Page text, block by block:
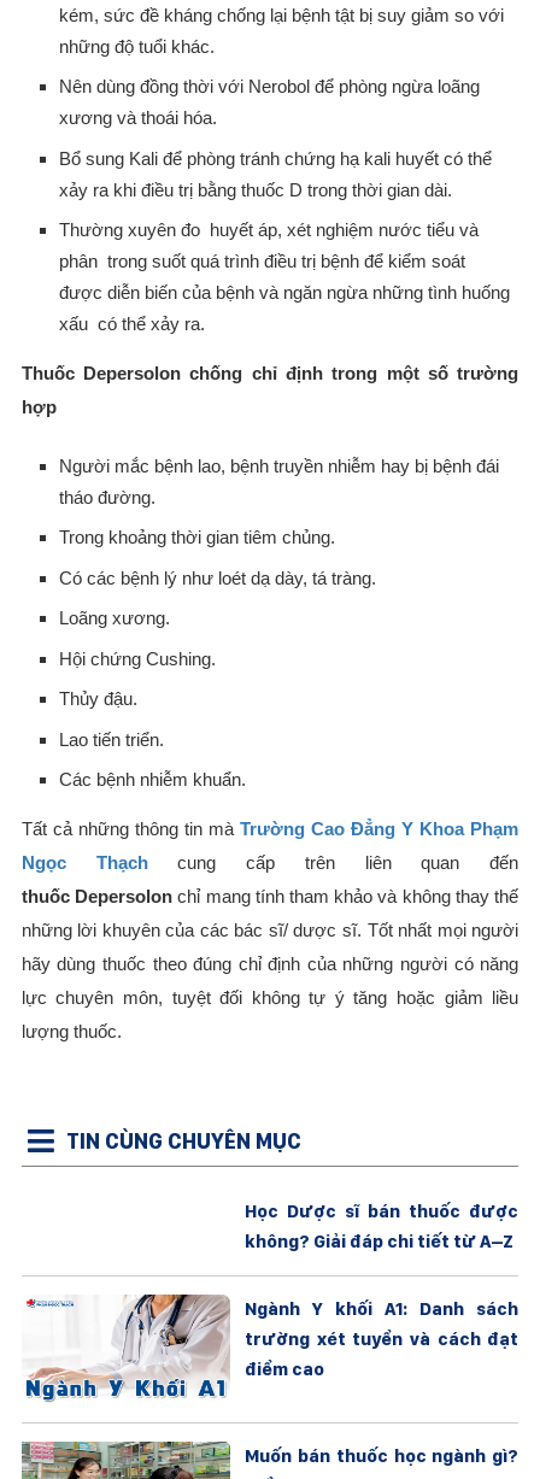
kém, sức đề kháng chống lại bệnh tật bị suy giảm so với
những độ tuổi khác.
Nên dùng đồng thời với Nerobol để phòng ngừa loãng
xương và thoái hóa.
Bổ sung Kali để phòng tránh chứng hạ kali huyết có thể
xảy ra khi điều trị bằng thuốc D trong thời gian dài.
Thường xuyên đo huyết áp, xét nghiệm nước tiểu và
phân trong suốt quá trình điều trị bệnh để kiểm soát
được diễn biến của bệnh và ngăn ngừa những tình huống
xấu có thể xảy ra.
Thuốc Depersolon chống chỉ định trong một số trường
hợp
Người mắc bệnh lao, bệnh truyền nhiễm hay bị bệnh đái
tháo đường.
Trong khoảng thời gian tiêm chủng.
Có các bệnh lý như loét dạ dày, tá tràng.
Loãng xương.
Hội chứng Cushing.
Thủy đậu.
Lao tiến triển.
Các bệnh nhiễm khuẩn.
Tất cả những thông tin mà Trường Cao Đẳng Y Khoa Phạm
Ngọc Thạchcung cấp trên liên quan đến
thuốc Depersolonchỉ mang tính tham khảo và không thay thế
những lời khuyên của các bác sĩ/ dược sĩ. Tốt nhất mọi người
hãy dùng thuốc theo đúng chỉ định của những người có năng
lực chuyên môn, tuyệt đối không tự ý tăng hoặc giảm liều
lượng thuốc.
TIN CÙNG CHUYÊN MỤC
Học Dược sĩ bán thuốc được
không? Giải đáp chi tiết từ A–Z
Ngành Y khối A1: Danh sách
trường xét tuyển và cách đạt
điểm cao
Muốn bán thuốc học ngành gì?